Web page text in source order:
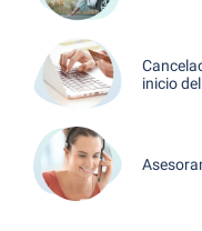
inicio